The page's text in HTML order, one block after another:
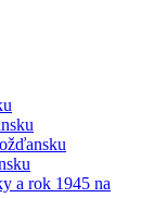
a rok 1945 na